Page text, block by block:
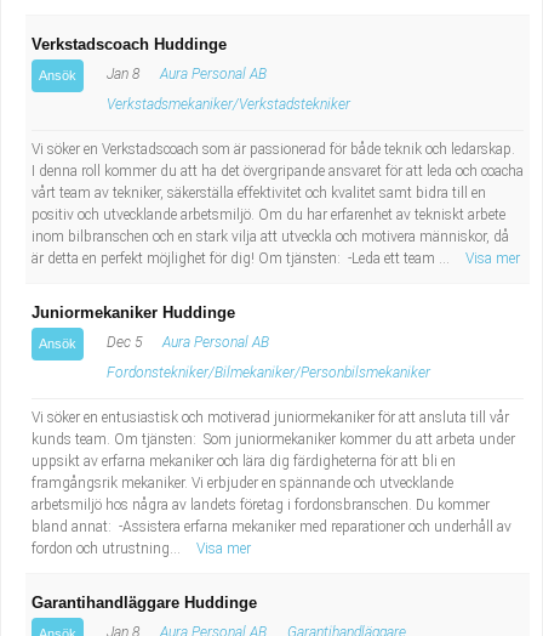
Verkstadscoach Huddinge
Ansök Jan 8
Aura Personal AB
Verkstadsmekaniker/Verkstadstekniker
Vi söker en Verkstadscoach som är passionerad för både teknik och ledarskap.
I denna roll kommer du att ha det övergripande ansvaret för att leda och coacha
vårt team av tekniker, säkerställa effektivitet och kvalitet samt bidra till en
positiv och utvecklande arbetsmiljö. Om du har erfarenhet av tekniskt arbete
inom bilbranschen och en stark vilja att utveckla och motivera människor, då
är detta en perfekt möjlighet för dig! Om tjänsten: -Leda ett team ...
Visa mer
Juniormekaniker Huddinge
Ansök Dec 5
Aura Personal AB
Fordonstekniker/Bilmekaniker/Personbilsmekaniker
Vi söker en entusiastisk och motiverad juniormekaniker för att ansluta till vår
kunds team. Om tjänsten: Som juniormekaniker kommer du att arbeta under
uppsikt av erfarna mekaniker och lära dig färdigheterna för att bli en
framgångsrik mekaniker. Vi erbjuder en spännande och utvecklande
arbetsmiljö hos några av landets företag i fordonsbranschen. Du kommer
bland annat: -Assistera erfarna mekaniker med reparationer och underhåll av
fordon och utrustning...
Visa mer
Garantihandläggare Huddinge
Jan 8 Aura Personal AB Garantihandläggare